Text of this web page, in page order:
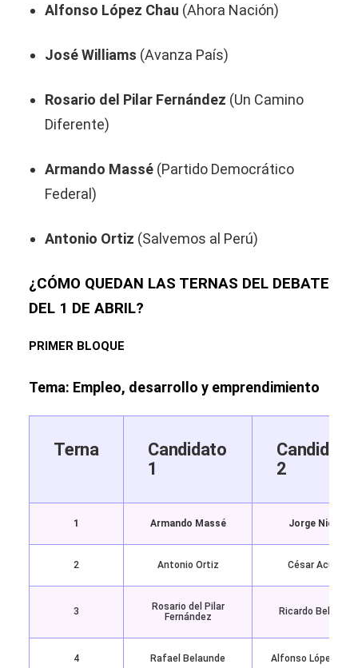
Alfonso López Chau (Ahora Nación)
José Williams (Avanza País)
Rosario del Pilar Fernández (Un Camino
Diferente)
Armando Massé (Partido Democrático
Federal)
Antonio Ortiz (Salvemos al Perú)
¿CÓMO QUEDAN LAS TERNAS DEL DEBATE
DEL 1 DE ABRIL?
PRIMER BLOQUE
Tema: Empleo, desarrollo y emprendimiento
Terna
Candidato
1
Candidato
2
1 Armando Massé Jorge Nieto
2 Antonio Ortiz César Acuña
3
Rosario del Pilar
Fernández
Ricardo Belmont
4 Rafael Belaunde Alfonso López